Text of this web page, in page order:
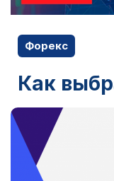
Форекс
Как